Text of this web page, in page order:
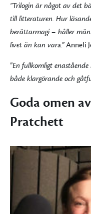
”Trilogin är något av det
till litteraturen. Hur
berättarmagi – håller
livet än kan vara.” Anneli
"En fullkomligt
både klargörande och
Goda omen
Pratchett